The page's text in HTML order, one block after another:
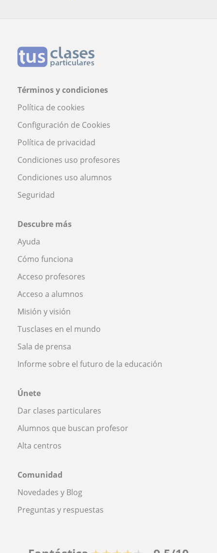
Términos y condiciones
Política de cookies
Configuración de Cookies
Política de privacidad
Condiciones uso profesores
Condiciones uso alumnos
Seguridad
Descubre más
Ayuda
Cómo funciona
Acceso profesores
Acceso a alumnos
Misión y visión
Tusclases en el mundo
Sala de prensa
Informe sobre el futuro de la educación
Únete
Dar clases particulares
Alumnos que buscan profesor
Alta centros
Comunidad
Novedades y Blog
Preguntas y respuestas